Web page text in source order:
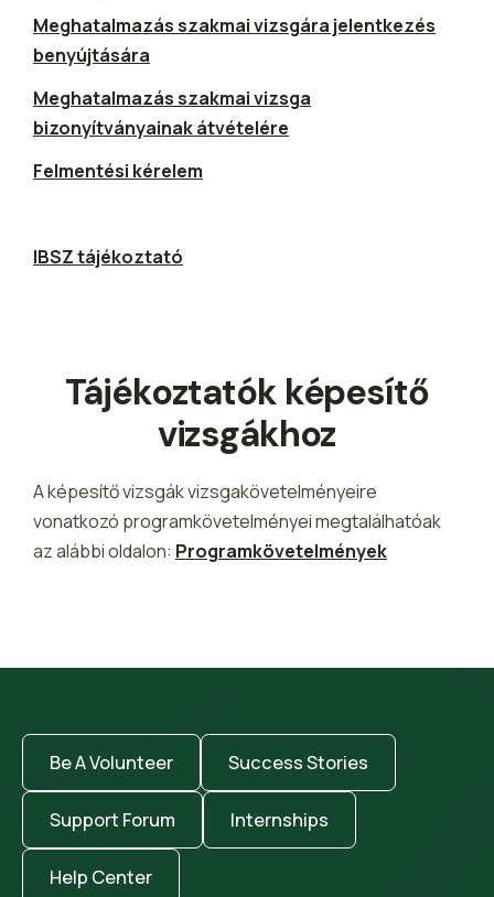
Meghatalmazás szakmai vizsgára jelentkezés
benyújtására
Meghatalmazás szakmai vizsga
bizonyítványainak átvételére
Felmentési kérelem
IBSZ tájékoztató
Tájékoztatók képesítő
vizsgákhoz
A képesítő vizsgák vizsgakövetelményeire
vonatkozó programkövetelményei megtalálhatóak
az alábbi oldalon: Programkövetelmények
Be A Volunteer Success Stories
Support Forum Internships
Help Center